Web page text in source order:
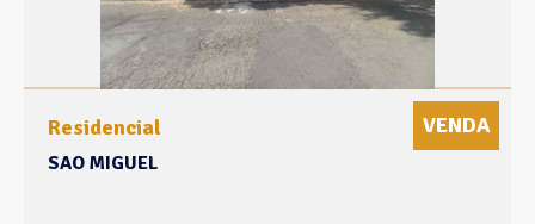
Residencial VENDA
SAO MIGUEL